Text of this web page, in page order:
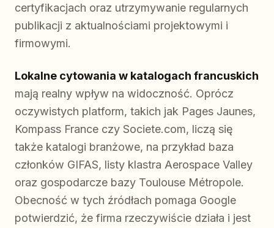
certyfikacjach oraz utrzymywanie regularnych
publikacji z aktualnościami projektowymi i
firmowymi.
Lokalne cytowania w katalogach francuskich
mają realny wpływ na widoczność. Oprócz
oczywistych platform, takich jak Pages Jaunes,
Kompass France czy Societe.com, liczą się
także katalogi branżowe, na przykład baza
członków GIFAS, listy klastra Aerospace Valley
oraz gospodarcze bazy Toulouse Métropole.
Obecność w tych źródłach pomaga Google
potwierdzić, że firma rzeczywiście działa i jest